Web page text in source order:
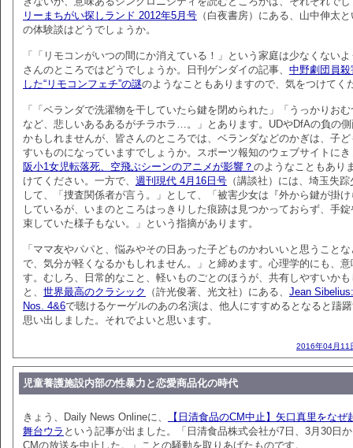
リーまちがい探しランド 2012年5月号 （白夜書房）にある、山中伸太
の体験談はどうでしょうか。
「「リモコンがいつの間にか消えている！」という家庭は少なくない
さんのところではどうでしょうか。日刊ゲンダイの記事、 中野劇団員
した“リモコンフェチ”の謎のようなこともありますので、気をつけてく
「「ベランダで洗濯物を干していたら鍵を閉められた」「うっかりお
など、悲しいあるあるがチラホラ…。」とあります。UDやDfAの負の
かもしれませんが、皆さんのところでは、ベランダなどのかぎは、子
すいものになっていますでしょうか。スポーツ報知のウェブサイトに
阪小1女児転落死、空飛ぶシーンのアニメが影響？ のようなこともあり
けてください。一方で、 週刊現代 4月16日号 （講談社）には、埼玉失
して、「捜査関係者が言う。」として、「被害少女は『外から鍵が掛
しているが、いまのところはっきりした痕跡は見つかっておらず、手
束していた様子もない。」という指摘があります。
「ママ友やパパと、悩みやその日あった子どものかわいいと思うこと
で、気分が軽くなるかもしれません。」と締めます。心理学的にも、
す。むしろ、日常的なこと、軽いものごとのほうが、共有しやすいか
と、 世界最高のクラシック （許光俊著、光文社）にある、 Jean
Nos. 4&6で聴けるケーゲルのあの名演は、他人にすすめるとなると躊
思い出しました。それでよいと思います。
2016年04月11
児童養護施設内部の性暴力と恋愛商品化の時代
きょう、Daily News Onlineに、
【日清食品のCM中止】矢口真里をなぜ
舞台ウラ という記事が出ました。「日清食品株式会社が7日、3月30日
CMの放送を中止した。」ことの騒動を取りあげたものです。